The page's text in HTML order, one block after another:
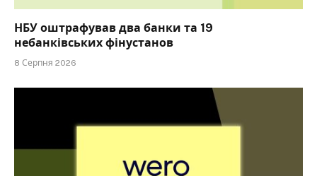
НБУ оштрафував два банки та 19
небанківських фінустанов
8 Серпня 2026